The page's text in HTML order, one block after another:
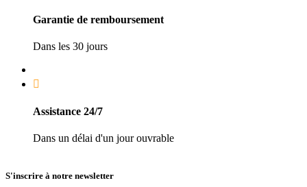
Garantie de remboursement
Dans les 30 jours
Assistance 24/7
Dans un délai d'un jour ouvrable
S'inscrire à notre newsletter